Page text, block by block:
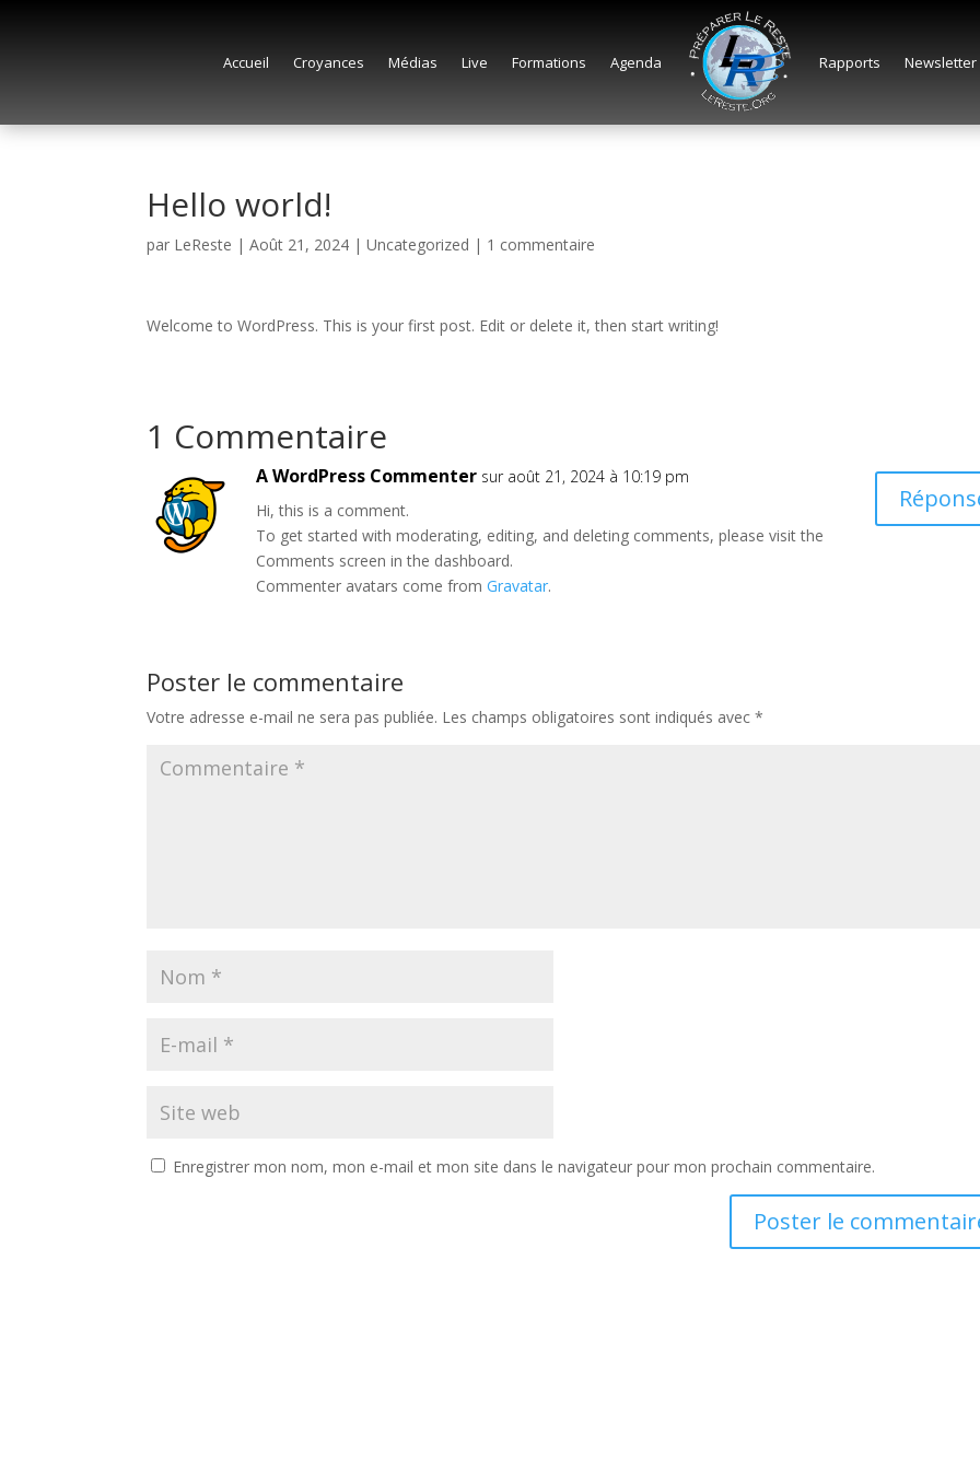
Accueil Croyances Médias Live Formations Agenda Rapports Newsletter
Hello world!
par LeReste |Août 21, 2024 |Uncategorized | 1 commentaire
Welcome to WordPress. This is your first post. Edit or delete it, then start writing!
1 Commentaire
A WordPress Commenter sur août 21, 2024 à 10:19 pm
Hi, this is a comment.
To get started with moderating, editing, and deleting comments, please visit the
Comments screen in the dashboard.
Commenter avatars come fromGravatar.
Poster le commentaire
Votre adresse e-mail ne sera pas publiée. Les champs obligatoires sont indiqués avec*
Enregistrer mon nom, mon e-mail et mon site dans le navigateur pour mon prochain commentaire.